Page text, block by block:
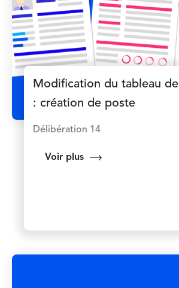
Modification du tableau
: création de poste
Délibération 14
Voir plus